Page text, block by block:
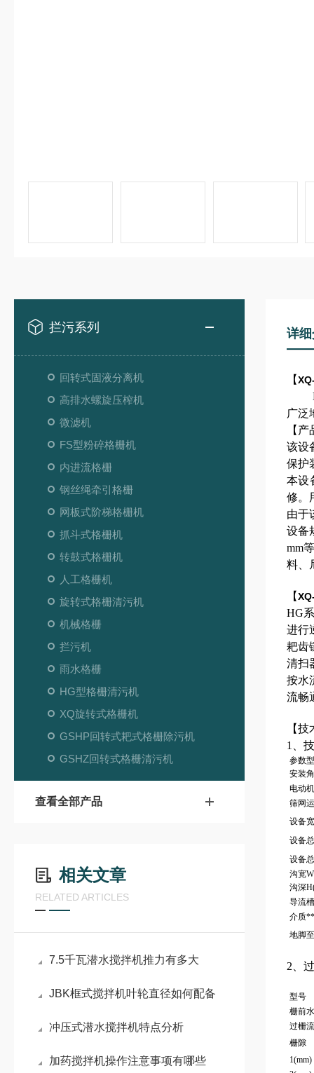
拦污系列
回转式固液分离机
高排水螺旋压榨机
微滤机
FS型粉碎格栅机
内进流格栅
钢丝绳牵引格栅
网板式阶梯格栅机
抓斗式格栅机
转鼓式格栅机
人工格栅机
旋转式格栅清污机
机械格栅
拦污机
雨水格栅
HG型格栅清污机
XQ旋转式格栅机
GSHP回转式耙式格栅除污机
GSHZ回转式格栅清污机
查看全部产品
相关文章
RELATED ARTICLES
7.5千瓦潜水搅拌机推力有多大
JBK框式搅拌机叶轮直径如何配备
冲压式潜水搅拌机特点分析
加药搅拌机操作注意事项有哪些
详
【
HG
广泛
【
该设
保护
本设
修。
由于
设备
mm
料、
【
HG
进行
耙齿
清扫
按水
流畅
【
1、
参数
安装
电动
筛网
设备
设备
设备
沟宽
沟深
导流
介质
地脚
2、
型号
栅前
过栅
栅隙
1(mm)